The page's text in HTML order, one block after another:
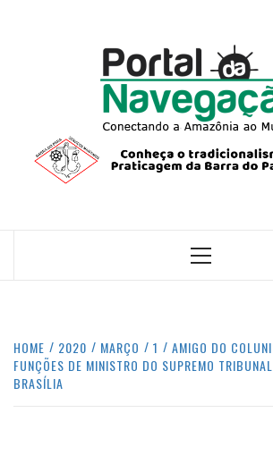
CONECTANDO A AMAZÔNIA COM O
Primary
HOME 2020 MARÇO 1
AMIGO DO
FUNÇÕES DE MINISTRO DO SUPREMO
BRASÍLIA